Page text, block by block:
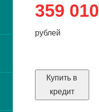
359 010
рублей
Купить в
кредит